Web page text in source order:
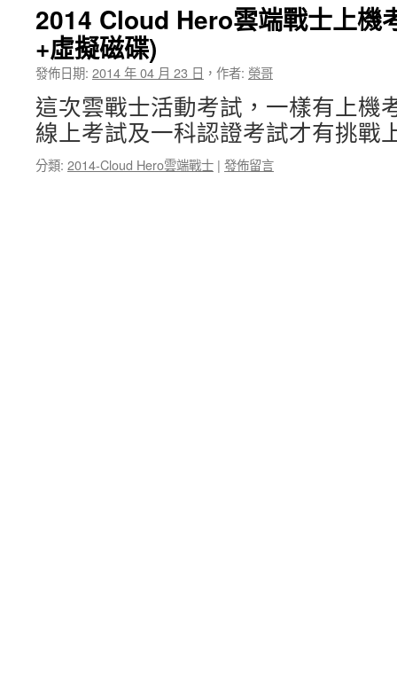
2014 Cloud Hero雲端戰士上機
+虛擬磁碟)
發佈日期: 2014 年 04 月 23 日 ， 作者: 榮哥
這次雲戰士活動考試，一樣有上機
線上考試及一科認證考試才有挑
分類: 2014-Cloud Hero雲端戰士 | 發佈留言